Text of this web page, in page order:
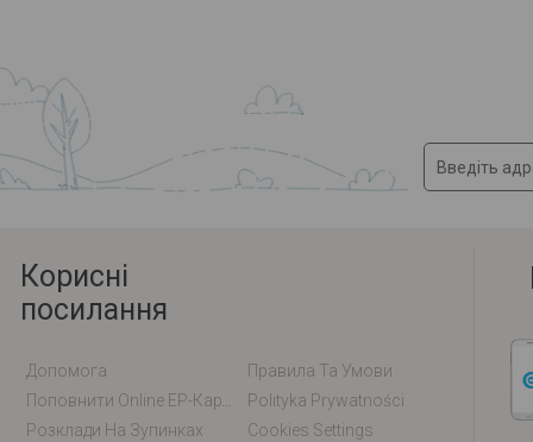
Корисні
посилання
Допомога
Правила Та Умови
Polityka Prywatności
Розклади На Зупинках
Cookies Settings